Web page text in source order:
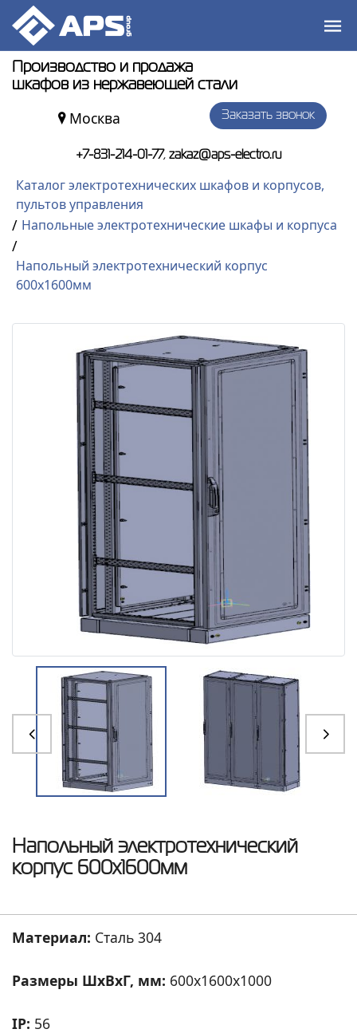
Производство и продажа
шкафов из нержавеющей стали
Москва Заказать звонок
+7-831-214-01-77, zakaz@aps-electro.ru
Каталог электротехнических шкафов и корпусов,
пультов управления
/ Напольные электротехнические шкафы и корпуса
/
Напольный электротехнический корпус
600х1600мм
Напольный электротехнический
корпус 600х1600мм
Материал: Сталь 304
Размеры ШхВхГ, мм: 600x1600x1000
IP: 56